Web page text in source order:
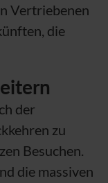
Vertriebenen
die
der
zu
Besuchen.
die massiven